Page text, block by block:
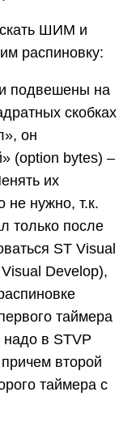
ШИМ и
распиновку:
подвешены на
скобках
он
(option bytes) –
их
не нужно, т.к.
только после
ST Visual
Develop),
таймера
надо в STVP
второй
таймера с